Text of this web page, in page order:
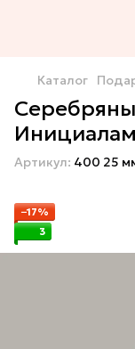
Каталог
Артикул: 400 25
−17%
3